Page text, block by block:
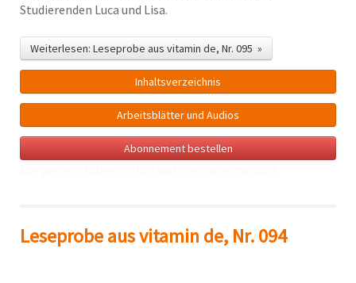
Studierenden Luca und Lisa.
Weiterlesen: Leseprobe aus vitamin de, Nr. 095 »
Inhalts­verzeichnis
Arbeitsblätter und Audios
Abonnement bestellen
Leseprobe aus vitamin de, Nr. 094